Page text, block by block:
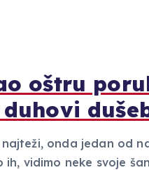
oštru
najteži, onda jedan od
ih, vidimo neke svoje